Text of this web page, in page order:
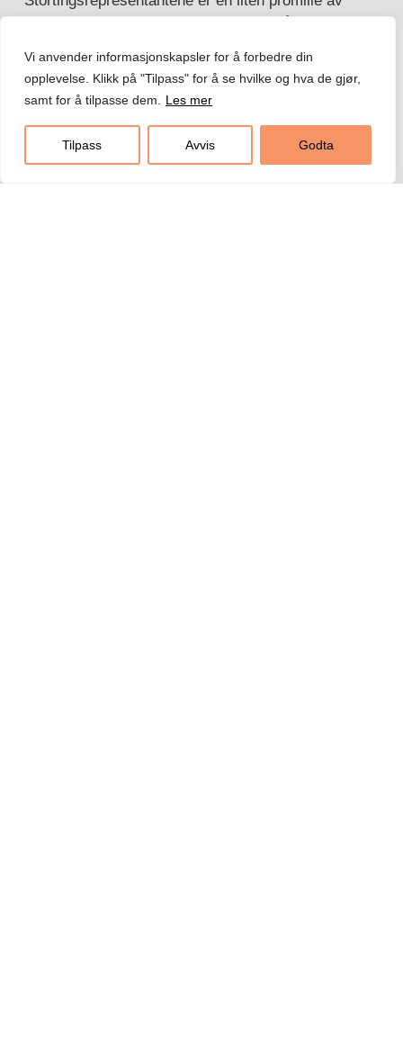
Vi anvender informasjonskapsler for å forbedre din
opplevelse. Klikk på "Tilpass" for å se hvilke og hva de gjør,
samt for å tilpasse dem.
Les mer
Tilpass Avvis Godta
Pasientfokus jobber med dagsaktuelle saker
som angår Finnmark. Alt fra livets begynnelse og
til livets slutt. Irene har vært markant i jobben for
Finnmark i store og det som noen sier er små
saker. Hun har jobbet mot Kvotemeldingen, sikret